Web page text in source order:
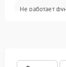
Не работает